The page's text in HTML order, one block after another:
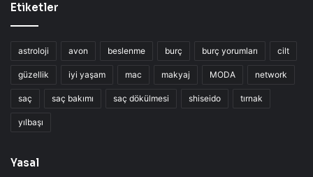
Etiketler
astroloji avon beslenme burç burç yorumları cilt
güzellik iyi yaşam mac makyaj MODA network
saç saç bakımı saç dökülmesi shiseido tırnak
yılbaşı
Yasal